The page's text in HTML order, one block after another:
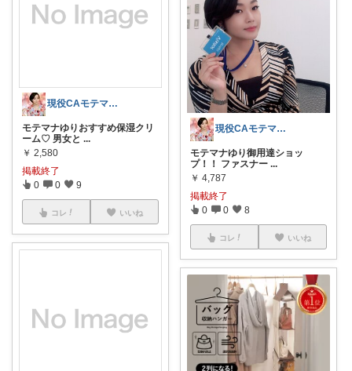
現役CAモテマナゆり
モテマナゆりおすすめ保湿クリ
ーム♡ 男女と ...
￥ 2,580
掲載終了
0 0 9
コレ いいね
現役CAモテマナゆり
モテマナゆり御用達ショッ
プ！！ ファスナー ...
￥ 4,787
掲載終了
0 0 8
コレ いいね